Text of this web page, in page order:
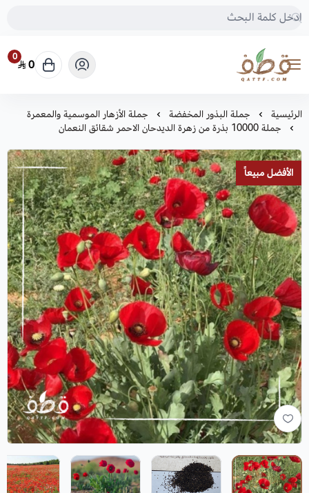
متجر قطف للبذور
0
0
الرئيسية جملة البذور المخفضة
جملة الأزهار الموسمية والمعمرة
جملة 10000 بذرة من زهرة الديدحان الاحمر شقائق النعمان
الأفضل مبيعاً